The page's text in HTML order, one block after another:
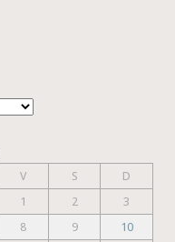
V S
D
1
2
3
8 9
10